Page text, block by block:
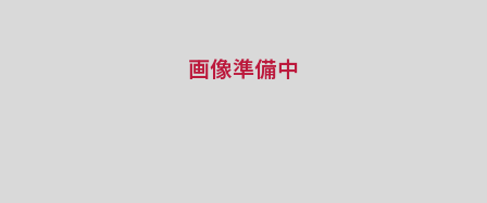
画像準備中